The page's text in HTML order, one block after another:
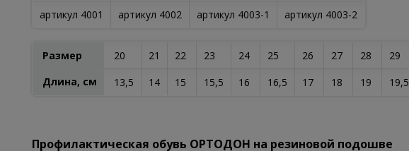
артикул 4001
артикул 4002 артикул 4003-1 артикул 4003-2
Размер 20 21 22 23 24 25 26 27 28 29
Длина, см
13,5 14 15 15,5 16 16,5 17 18 19 19,5
Профилактическая обувь ОРТОДОН на резиновой подошве